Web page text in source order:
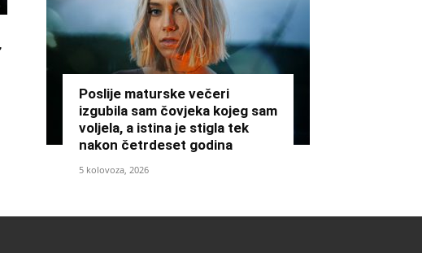
Poslije maturske večeri
izgubila sam čovjeka kojeg sam
voljela, a istina je stigla tek
nakon četrdeset godina
5 kolovoza, 2026